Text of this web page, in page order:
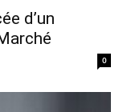
d’un
0